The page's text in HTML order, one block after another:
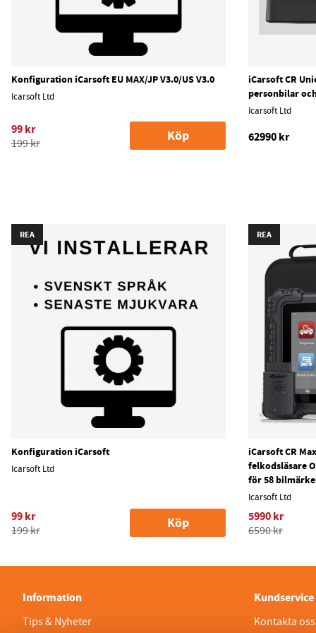
Konfiguration iCarsoft EU MAX/JP V3.0/US V3.0
Icarsoft Ltd
99 kr
199 kr Köp
iCarsoft CR
personbilar
Icarsoft Ltd
62990 kr
REA
Konfiguration iCarsoft
Icarsoft Ltd
99 kr
199 kr Köp
REA
iCarsoft CR
felkodsläsare
för 58
Icarsoft Ltd
5990 kr
6590 kr
Information
Tips & Nyheter
Kundservice
Kontakta oss